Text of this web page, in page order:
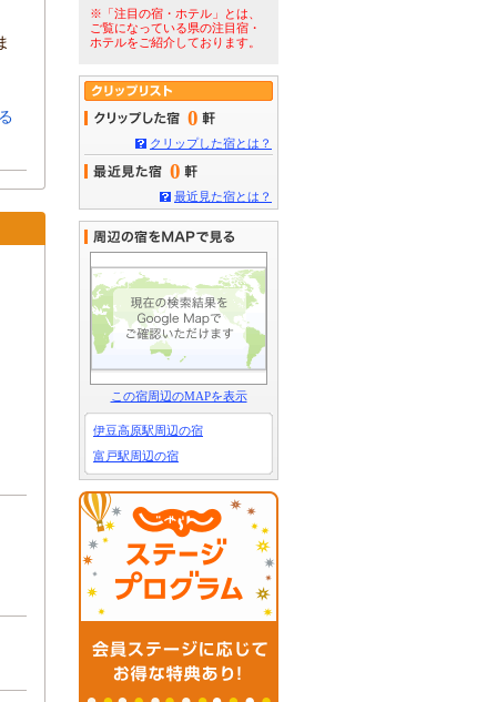
※「注目の宿・ホテル」とは、
ご覧になっている県の注目宿・
ホテルをご紹介しております。
0
クリップした宿とは？
0
最近見た宿とは？
この宿周辺のMAPを表示
伊豆高原駅周辺の宿
富戸駅周辺の宿